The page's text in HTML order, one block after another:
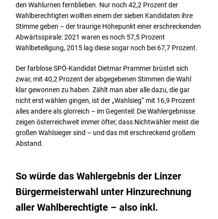
den Wahlurnen fernblieben. Nur noch 42,2 Prozent der
Wahlberechtigten wollten einem der sieben Kandidaten ihre
Stimme geben – der traurige Höhepunkt einer erschreckenden
Abwärtsspirale: 2021 waren es noch 57,5 Prozent
Wahlbeteiligung, 2015 lag diese sogar noch bei 67,7 Prozent.
Der farblose SPÖ-Kandidat Dietmar Prammer brüstet sich
zwar, mit 40,2 Prozent der abgegebenen Stimmen die Wahl
klar gewonnen zu haben. Zählt man aber alle dazu, die gar
nicht erst wählen gingen, ist der „Wahlsieg“ mit 16,9 Prozent
alles andere als glorreich – im Gegenteil: Die Wahlergebnisse
zeigen österreichweit immer öfter, dass Nichtwähler meist die
großen Wahlsieger sind – und das mit erschreckend großem
Abstand.
So würde das Wahlergebnis der Linzer
Bürgermeisterwahl unter Hinzurechnung
aller Wahlberechtigte – also inkl.